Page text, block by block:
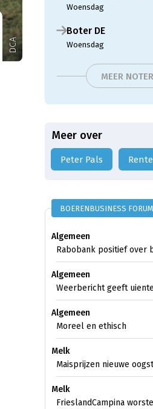
DCA
Woensdag
Boter DE
Woensdag
MEER
Meer over
Peter Pals Rente
BOERENBUSINESS FORUM
Algemeen
Rabobank positief over
Algemeen
Weerbericht geeft
Algemeen
Moreel en ethisch
Melk
Maisprijzen nieuwe oogst
Melk